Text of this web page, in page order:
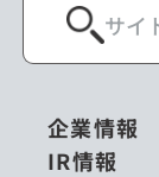
企業情報
IR情報